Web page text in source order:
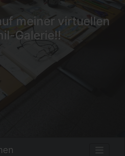
meiner virtuellen
Galerie!!